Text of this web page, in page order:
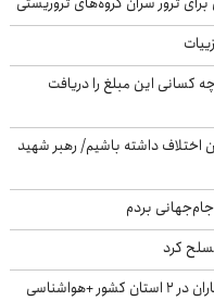
راه است/ چه کسانی این مبلغ را دریافت
اختلاف داشته باشیم/ رهبر شهید
جام‌جهانی بردم
کرد
نفوذ جریان بارش‌زا به کشور؛ امشب بارش باران در ۲ استان کشور +هواشناسی